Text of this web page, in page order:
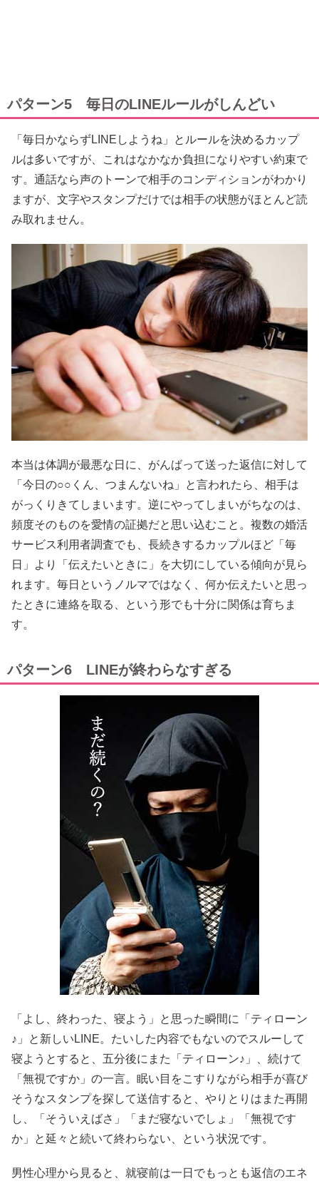
パターン5 毎日のLINEルールがしんどい
「毎日かならずLINEしようね」とルールを決めるカップ
ルは多いですが、これはなかなか負担になりやすい約束で
す。通話なら声のトーンで相手のコンディションがわかり
ますが、文字やスタンプだけでは相手の状態がほとんど読
み取れません。
本当は体調が最悪な日に、がんばって送った返信に対して
「今日の○○くん、つまんないね」と言われたら、相手は
がっくりきてしまいます。逆にやってしまいがちなのは、
頻度そのものを愛情の証拠だと思い込むこと。複数の婚活
サービス利用者調査でも、長続きするカップルほど「毎
日」より「伝えたいときに」を大切にしている傾向が見ら
れます。毎日というノルマではなく、何か伝えたいと思っ
たときに連絡を取る、という形でも十分に関係は育ちま
す。
パターン6 LINEが終わらなすぎる
「よし、終わった、寝よう」と思った瞬間に「ティローン
♪」と新しいLINE。たいした内容でもないのでスルーして
寝ようとすると、五分後にまた「ティローン♪」、続けて
「無視ですか」の一言。眠い目をこすりながら相手が喜び
そうなスタンプを探して送信すると、やりとりはまた再開
し、「そういえばさ」「まだ寝ないでしょ」「無視です
か」と延々と続いて終わらない、という状況です。
男性心理から見ると、就寝前は一日でもっとも返信のエネ